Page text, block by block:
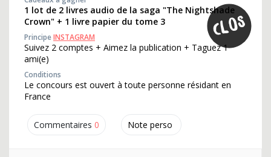
Commentaires 0 Note perso
1 lot de 2 livres audio de la saga "The Nightshade
Crown" + 1 livre papier du tome 3
PrincipeINSTAGRAM
Suivez 2 comptes + Aimez la publication + Taguez 1
ami(e)
Conditions
Le concours est ouvert à toute personne résidant en
France